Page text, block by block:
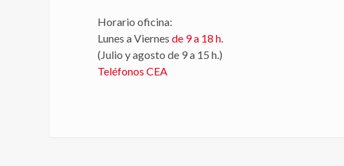
Horario oficina:
Lunes a Viernes de 9 a 18 h.
(Julio y agosto de 9 a 15 h.)
Teléfonos CEA